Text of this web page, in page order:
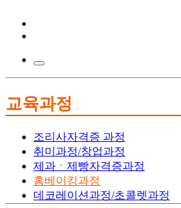
교육과정
조리사자격증 과정
취미과정/창업과정
제과ㆍ제빵자격증과정
홈베이킹과정
데코레이션과정/초콜렛과정